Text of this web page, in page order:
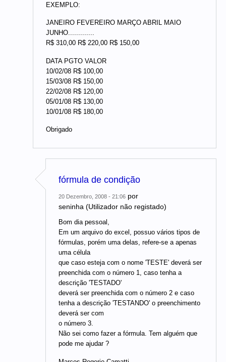
EXEMPLO:
JANEIRO FEVEREIRO MARÇO ABRIL MAIO
JUNHO.............
R$ 310,00 R$ 220,00 R$ 150,00
DATA PGTO VALOR
10/02/08 R$ 100,00
15/03/08 R$ 150,00
22/02/08 R$ 120,00
05/01/08 R$ 130,00
10/01/08 R$ 180,00
Obrigado
fórmula de condição
20 Dezembro, 2008 - 21:06 por
seninha (Utilizador não registado)
Bom dia pessoal,
Em um arquivo do excel, possuo vários tipos de
fórmulas, porém uma delas, refere-se a apenas
uma célula
que caso esteja com o nome 'TESTE' deverá ser
preenchida com o número 1, caso tenha a
descrição 'TESTADO'
deverá ser preenchida com o número 2 e caso
tenha a descrição 'TESTANDO' o preenchimento
deverá ser com
o número 3.
Não sei como fazer a fórmula. Tem alguém que
pode me ajudar ?